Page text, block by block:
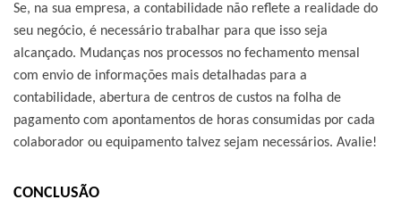
Se, na sua empresa, a contabilidade não reflete a realidade do
seu negócio, é necessário trabalhar para que isso seja
alcançado. Mudanças nos processos no fechamento mensal
com envio de informações mais detalhadas para a
contabilidade, abertura de centros de custos na folha de
pagamento com apontamentos de horas consumidas por cada
colaborador ou equipamento talvez sejam necessários. Avalie!
CONCLUSÃO